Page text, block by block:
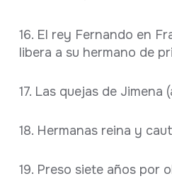
16. El rey Fernando en
libera a su hermano de
17. Las quejas de Jimena
18. Hermanas reina y
19. Preso siete años por